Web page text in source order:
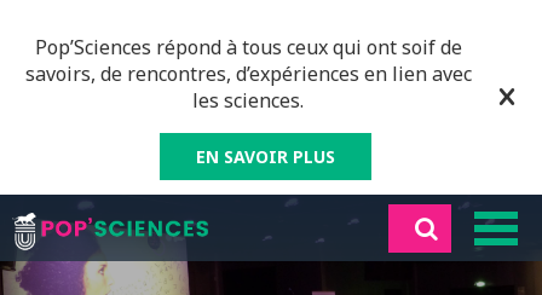
Pop’Sciences répond à tous ceux qui ont soif de
savoirs, de rencontres, d’expériences en lien avec
les sciences.
EN SAVOIR PLUS